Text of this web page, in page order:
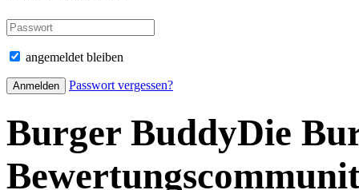
angemeldet bleiben
Passwort vergessen?
Burger BuddyDie